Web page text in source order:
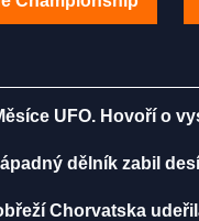
UFO. Hovoří o
dělník zabil
Chorvatska